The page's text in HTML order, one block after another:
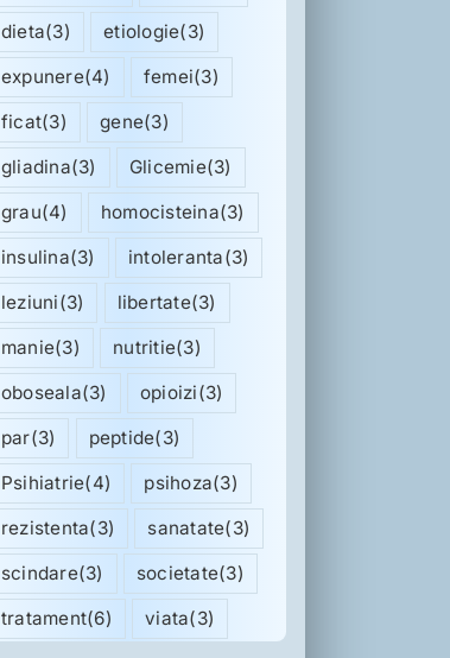
dieta(3) etiologie(3)
expunere(4) femei(3)
ficat(3) gene(3)
gliadina(3) Glicemie(3)
grau(4) homocisteina(3)
insulina(3) intoleranta(3)
leziuni(3) libertate(3)
manie(3) nutritie(3)
oboseala(3) opioizi(3)
par(3) peptide(3)
Psihiatrie(4) psihoza(3)
rezistenta(3) sanatate(3)
scindare(3) societate(3)
tratament(6) viata(3)